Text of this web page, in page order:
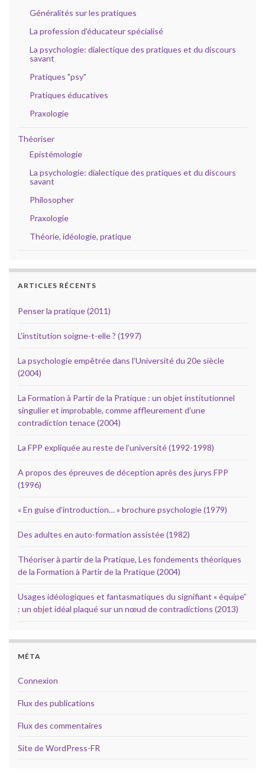
Généralités sur les pratiques
La profession d'éducateur spécialisé
La psychologie: dialectique des pratiques et du discours
savant
Pratiques "psy"
Pratiques éducatives
Praxologie
Théoriser
Epistémologie
La psychologie: dialectique des pratiques et du discours
savant
Philosopher
Praxologie
Théorie, idéologie, pratique
ARTICLES RÉCENTS
Penser la pratique (2011)
L’institution soigne-t-elle ? (1997)
La psychologie empêtrée dans l’Université du 20e siècle
(2004)
La Formation à Partir de la Pratique : un objet institutionnel
singulier et improbable, comme affleurement d’une
contradiction tenace (2004)
La FPP expliquée au reste de l’université (1992-1998)
A propos des épreuves de déception après des jurys FPP
(1996)
« En guise d’introduction… » brochure psychologie (1979)
Des adultes en auto-formation assistée (1982)
Théoriser à partir de la Pratique, Les fondements théoriques
de la Formation à Partir de la Pratique (2004)
Usages idéologiques et fantasmatiques du signifiant « équipe”
: un objet idéal plaqué sur un nœud de contradictions (2013)
MÉTA
Connexion
Flux des publications
Flux des commentaires
Site de WordPress-FR